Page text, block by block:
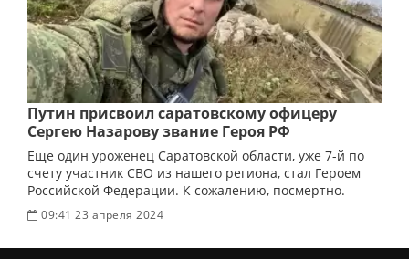
Путин присвоил саратовскому офицеру
Сергею Назарову звание Героя РФ
Еще один уроженец Саратовской области, уже 7-й по
счету участник СВО из нашего региона, стал Героем
Российской Федерации. К сожалению, посмертно.
09:41 23 апреля 2024